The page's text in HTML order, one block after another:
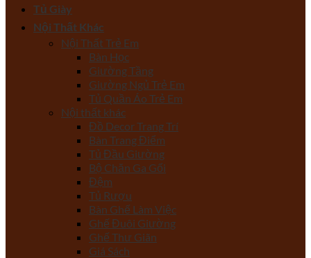
Tủ Giày
Nội Thất Khác
Nội Thất Trẻ Em
Bàn Học
Giường Tầng
Giường Ngủ Trẻ Em
Tủ Quần Áo Trẻ Em
Nội thất khác
Đồ Decor Trang Trí
Bàn Trang Điểm
Tủ Đầu Giường
Bộ Chăn Ga Gối
Đệm
Tủ Rượu
Bàn Ghế Làm Việc
Ghế Đuôi Giường
Ghế Thư Giãn
Giá Sách